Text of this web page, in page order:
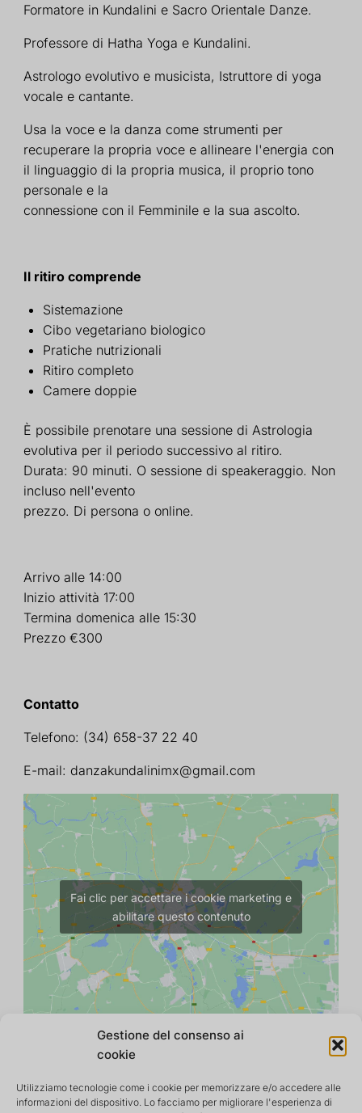
Gestione del consenso ai
cookie
Utilizziamo tecnologie come i cookie per memorizzare e/o accedere alle
informazioni del dispositivo. Lo facciamo per migliorare l'esperienza di
Formatore in Kundalini e Sacro Orientale Danze.
Professore di Hatha Yoga e Kundalini.
Astrologo evolutivo e musicista, Istruttore di yoga
vocale e cantante.
Usa la voce e la danza come strumenti per
recuperare la propria voce e allineare l'energia con
il linguaggio di la propria musica, il proprio tono
personale e la
connessione con il Femminile e la sua ascolto.
Il ritiro comprende
Sistemazione
Cibo vegetariano biologico
Pratiche nutrizionali
Ritiro completo
Camere doppie
È possibile prenotare una sessione di Astrologia
evolutiva per il periodo successivo al ritiro.
Durata: 90 minuti. O sessione di speakeraggio. Non
incluso nell'evento
prezzo. Di persona o online.
Arrivo alle 14:00
Inizio attività 17:00
Termina domenica alle 15:30
Prezzo €300
Contatto
Telefono: (34) 658-37 22 40
E-mail: danzakundalinimx@gmail.com
Fai clic per accettare i cookie marketing e
abilitare questo contenuto